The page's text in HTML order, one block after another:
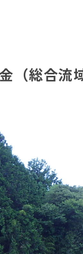
（総合流